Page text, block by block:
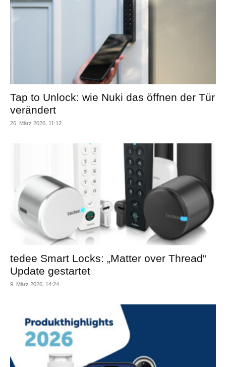
Tap to Unlock: wie Nuki das öffnen der Tür
verändert
26. März 2026, 11:12
tedee Smart Locks: „Matter over Thread“
Update gestartet
9. März 2026, 14:24